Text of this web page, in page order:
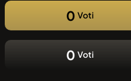
0 Voti
0 Voti